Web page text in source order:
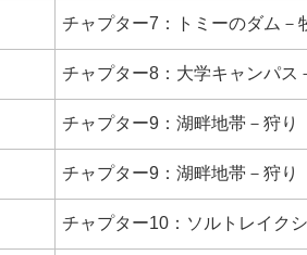
チャプター7：トミーのダム－
チャプター8：大学キャンパス
チャプター9：湖畔地帯－狩り
チャプター9：湖畔地帯－狩り
チャプター10：ソルトレイク